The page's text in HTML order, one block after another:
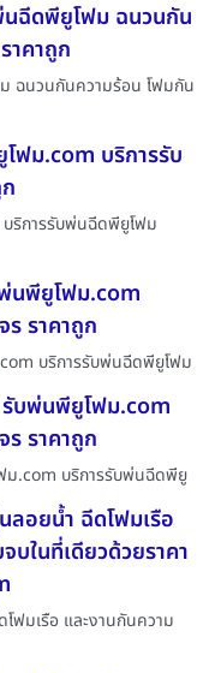
ฉีดพียูโฟม ฉนวนกัน
าคาถูก
ฉนวนกันความร้อน โฟมกัน
ฟม.com บริการรับ
ริการรับพ่นฉีดพียูโฟม
นพียูโฟม.com
ราคาถูก
บริการรับพ่นฉีดพียูโฟม
บพ่นพียูโฟม.com
ราคาถูก
ม.com บริการรับพ่นฉีดพียู
ลอยน้ำ ฉีดโฟมเรือ
บในที่เดียวด้วยราคา
ฟมเรือ และงานกันความ